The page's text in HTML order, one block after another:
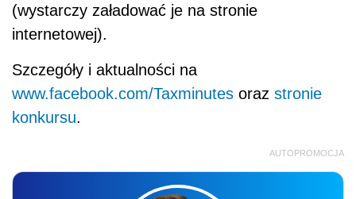
(wystarczy załadować je na stronie
internetowej).
Szczegóły i aktualności na
www.facebook.com/Taxminutes oraz stronie
konkursu.
AUTOPROMOCJA